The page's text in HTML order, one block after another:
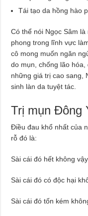
Tái tạo da hồng hào
Có thể nói Ngọc Sâm
phong trong lĩnh vực
cô mong muốn ngăn
do mụn, chống lão
những giá trị cao sang,
sinh làn da tuyệt tác.
Trị mụn Đông
Điều đau khổ nhất của
rỗ đó là:
Sài cái đó hết không
Sài cái đó có độc hại
Sài cái đó tốn kém